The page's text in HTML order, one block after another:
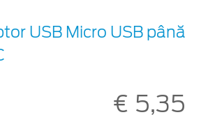
USB Micro USB până
€ 5,35